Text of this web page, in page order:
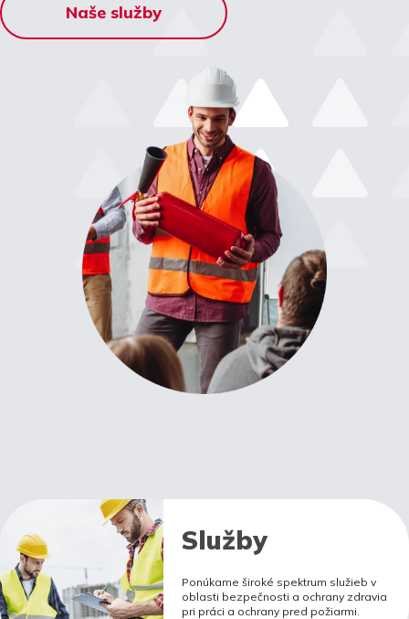
Naše služby
Služby
Ponúkame široké spektrum služieb v
oblasti bezpečnosti a ochrany zdravia
pri práci a ochrany pred požiarmi.